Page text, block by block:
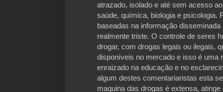
atrazado, isolado e até sem acesso
saúde, química, biologia e psicologia.
baseadas na informação
realmente triste. O controle de seres
drogar, com drogas legais ou ilegais,
disponíveis no mercado e isso é uma
enraizado na educação e no
algum destes comentariaristas esta
maquina das drogas é extensa,